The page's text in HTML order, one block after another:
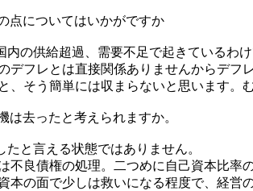
点についてはいかがですか
の供給超過、需要不足で起きているわ
フレとは直接関係ありませんからデフ
そう簡単には収まらないと思います。
去ったと考えられますか。
と言える状態ではありません。
良債権の処理。二つめに自己資本比率
の面で少しは救いになる程度で、経営